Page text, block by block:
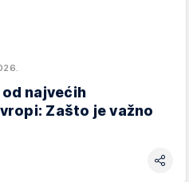
najvećih
Zašto je važno